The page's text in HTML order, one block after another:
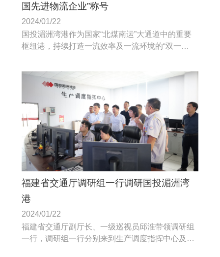
国先进物流企业”称号
2024/01/22
国投湄洲湾港作为国家“北煤南运”大通道中的重要
枢纽港，持续打造一流效率及一流环境的“双一
程、装船泊位及二期一阶段工程、一期预留线系统
项目工程、卸船泊位20
福建省交通厅调研组一行调研国投湄洲湾
港
2024/01/22
福建省交通厅副厅长、一级巡视员邱淮带领调研组
一行，调研组一行分别来到生产调度指挥中心及卸